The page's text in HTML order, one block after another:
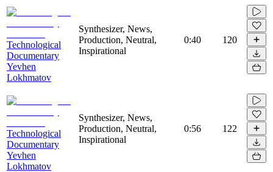
Technological
Documentary
Yevhen
Lokhmatov
Synthesizer, News,
Production, Neutral,
Inspirational
0:40 120
Technological
Documentary
Yevhen
Lokhmatov
Synthesizer, News,
Production, Neutral,
Inspirational
0:56 122